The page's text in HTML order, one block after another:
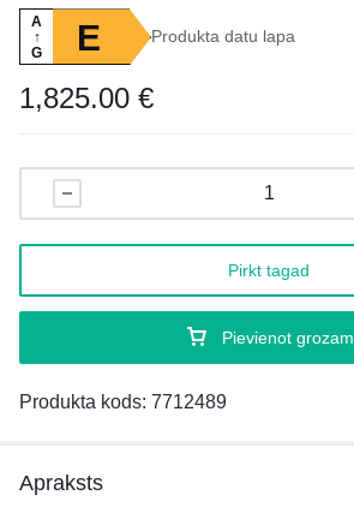
A
↑
G
E Produkta datu lapa
1,825.00 €
Pievienot grozam
Pirkt tagad
Produkta kods: 7712489
Apraksts